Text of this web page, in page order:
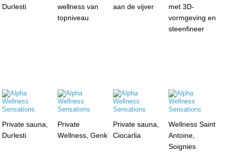
Durlesti
wellness van
topniveau
aan de vijver
met 3D-
vormgeving en
steenfineer
Private sauna,
Durlesti
Private
Wellness, Genk
Private sauna,
Ciocarlia
Wellness Saint
Antoine,
Soignies